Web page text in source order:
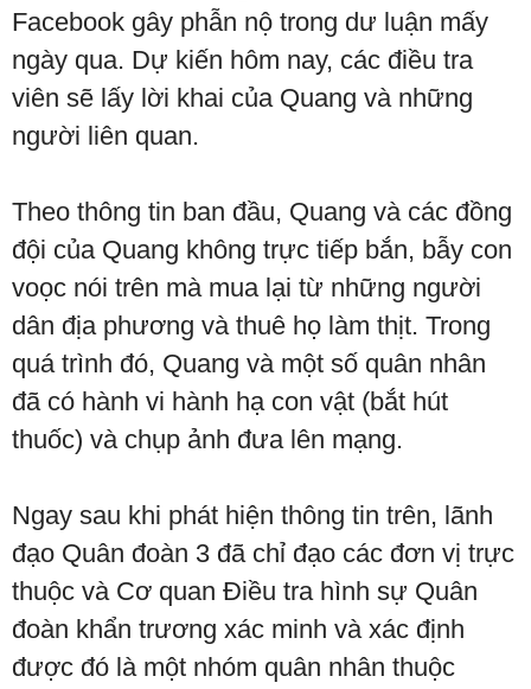
Facebook gây phẫn nộ trong dư luận mấy
ngày qua. Dự kiến hôm nay, các điều tra
viên sẽ lấy lời khai của Quang và những
người liên quan.
Theo thông tin ban đầu, Quang và các đồng
đội của Quang không trực tiếp bắn, bẫy con
voọc nói trên mà mua lại từ những người
dân địa phương và thuê họ làm thịt. Trong
quá trình đó, Quang và một số quân nhân
đã có hành vi hành hạ con vật (bắt hút
thuốc) và chụp ảnh đưa lên mạng.
Ngay sau khi phát hiện thông tin trên, lãnh
đạo Quân đoàn 3 đã chỉ đạo các đơn vị trực
thuộc và Cơ quan Điều tra hình sự Quân
đoàn khẩn trương xác minh và xác định
được đó là một nhóm quân nhân thuộc